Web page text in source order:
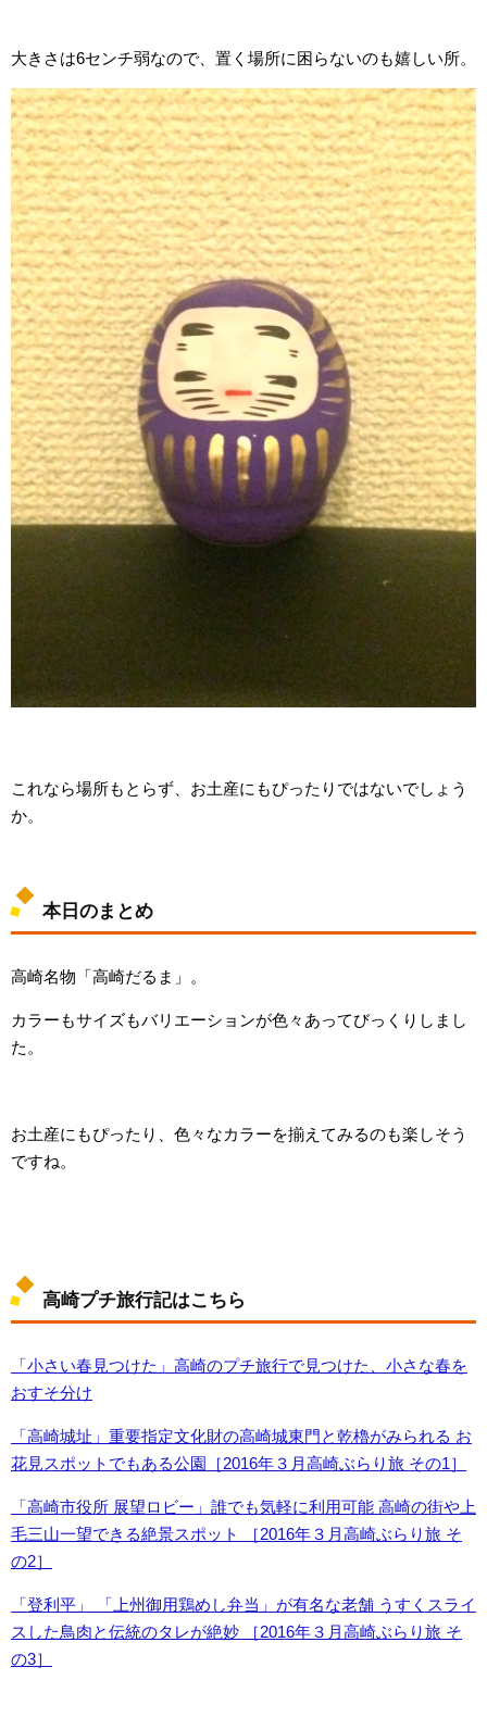
大きさは6センチ弱なので、置く場所に困らないのも嬉しい所。
これなら場所もとらず、お土産にもぴったりではないでしょう
か。
本日のまとめ
高崎名物「高崎だるま」。
カラーもサイズもバリエーションが色々あってびっくりしまし
た。
お土産にもぴったり、色々なカラーを揃えてみるのも楽しそう
ですね。
高崎プチ旅行記はこちら
「小さい春見つけた」高崎のプチ旅行で見つけた、小さな春を
おすそ分け
「高崎城址」重要指定文化財の高崎城東門と乾櫓がみられる お
花見スポットでもある公園［2016年３月高崎ぶらり旅 その1］
「高崎市役所 展望ロビー」誰でも気軽に利用可能 高崎の街や上
毛三山一望できる絶景スポット ［2016年３月高崎ぶらり旅 そ
の2］
「登利平」 「上州御用鶏めし弁当」が有名な老舗 うすくスライ
スした鳥肉と伝統のタレが絶妙 ［2016年３月高崎ぶらり旅 そ
の3］